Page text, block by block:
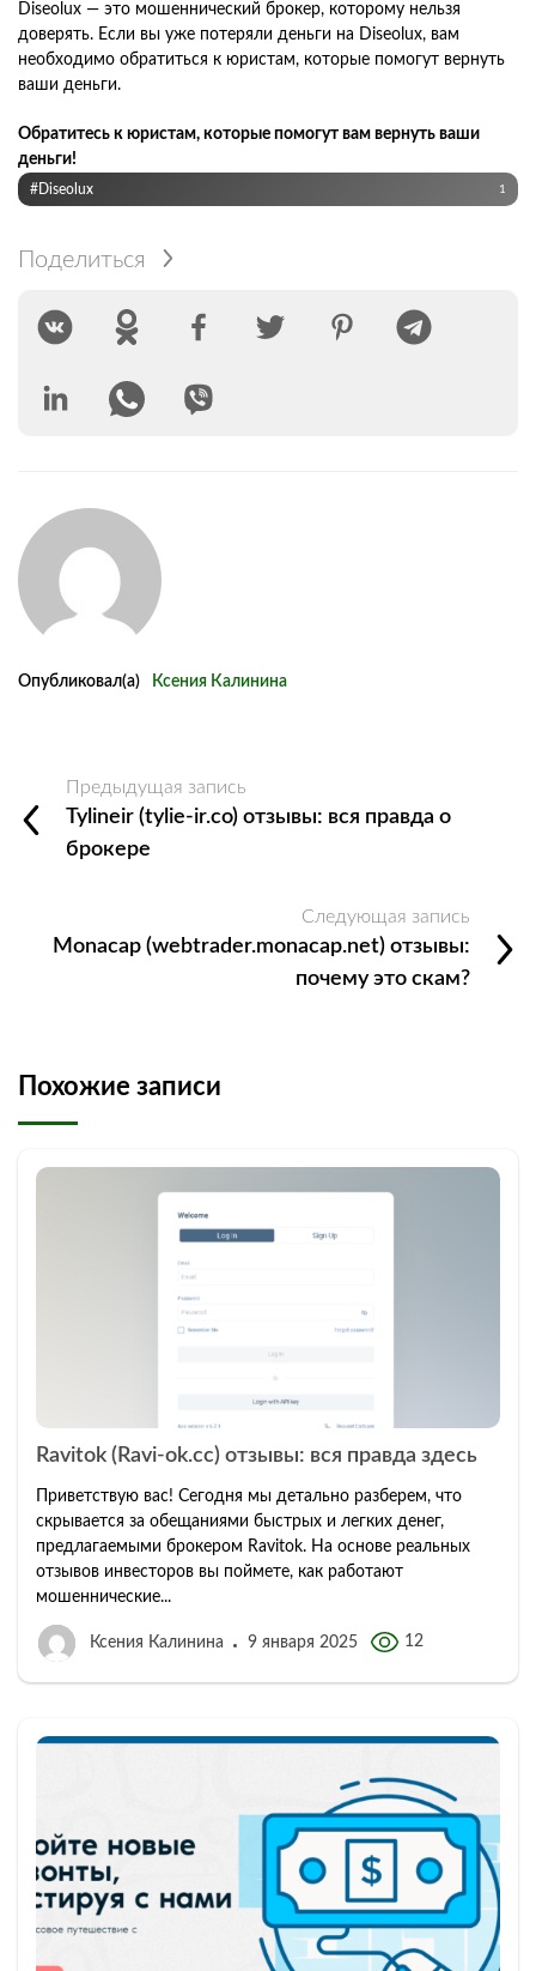
Diseolux — это мошеннический брокер, которому нельзя
доверять. Если вы уже потеряли деньги на Diseolux, вам
необходимо обратиться к юристам, которые помогут вернуть
ваши деньги.
Обратитесь к юристам, которые помогут вам вернуть ваши
деньги!
#Diseolux 1
Поделиться
Опубликовал(а) Ксения Калинина
Предыдущая запись
Tylineir (tylie-ir.co) отзывы: вся правда о
брокере
Следующая запись
Monacap (webtrader.monacap.net) отзывы:
почему это скам?
Похожие записи
Ravitok (Ravi-ok.cc) отзывы: вся правда здесь
Приветствую вас! Сегодня мы детально разберем, что
скрывается за обещаниями быстрых и легких денег,
предлагаемыми брокером Ravitok. На основе реальных
отзывов инвесторов вы поймете, как работают
мошеннические...
Ксения Калинина 9 января 2025 12